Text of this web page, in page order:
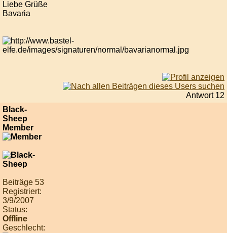
Liebe Grüße
Bavaria
Antwort 12
Black-
Sheep
Member
Beiträge 53
Registriert:
3/9/2007
Status:
Offline
Geschlecht: